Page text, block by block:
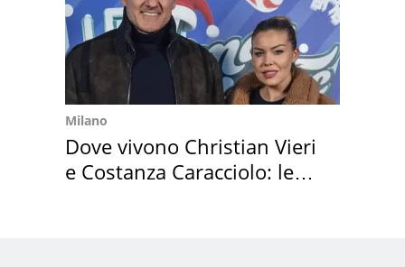
Milano
Dove vivono Christian Vieri
e Costanza Caracciolo: le